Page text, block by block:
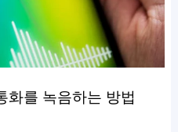
를 녹음하는 방법